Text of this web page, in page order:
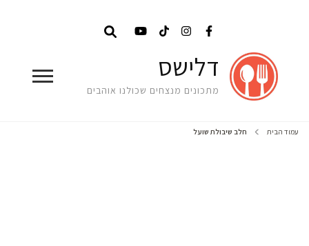
דלישס
מתכונים מנצחים שכולנו אוהבים
עמוד הבית חלב שיבולת שועל